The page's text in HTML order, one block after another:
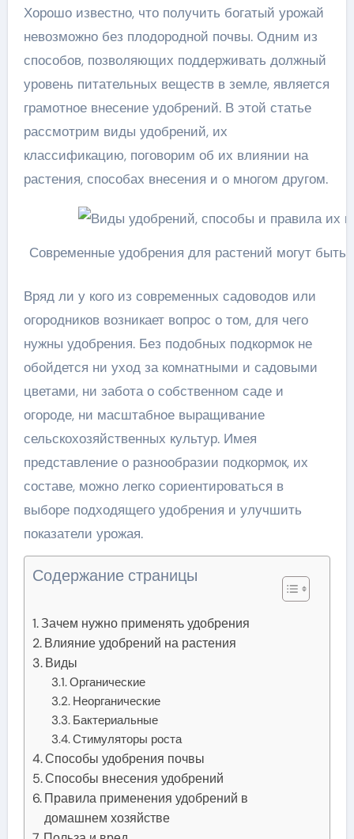
Хорошо известно, что получить богатый урожай
невозможно без плодородной почвы. Одним из
способов, позволяющих поддерживать должный
уровень питательных веществ в земле, является
грамотное внесение удобрений. В этой статье
рассмотрим виды удобрений, их
классификацию, поговорим об их влиянии на
растения, способах внесения и о многом другом.
Современные удобрения для растений могут
Вряд ли у кого из современных садоводов или
огородников возникает вопрос о том, для чего
нужны удобрения. Без подобных подкормок не
обойдется ни уход за комнатными и садовыми
цветами, ни забота о собственном саде и
огороде, ни масштабное выращивание
сельскохозяйственных культур. Имея
представление о разнообразии подкормок, их
составе, можно легко сориентироваться в
выборе подходящего удобрения и улучшить
показатели урожая.
Содержание страницы
Зачем нужно применять удобрения
Влияние удобрений на растения
Виды
Органические
Неорганические
Бактериальные
Стимуляторы роста
Способы удобрения почвы
Способы внесения удобрений
Правила применения удобрений в
домашнем хозяйстве